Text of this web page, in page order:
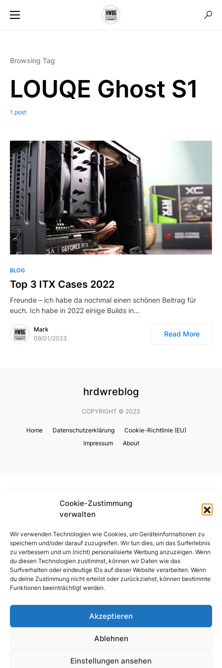
Cookie-Zustimmung
verwalten
Wir verwenden Technologien wie Cookies, um Geräteinformationen zu
speichern und/oder darauf zuzugreifen. Wir tun dies, um das Surferlebnis
zu verbessern und um (nicht) personalisierte Werbung anzuzeigen. Wenn
du diesen Technologien zustimmst, können wir Daten wie das
Surfverhalten oder eindeutige IDs auf dieser Website verarbeiten. Wenn
du deine Zustimmung nicht erteilst oder zurückziehst, können bestimmte
Funktionen beeinträchtigt werden.
Akzeptieren
Ablehnen
Einstellungen ansehen
Browsing Tag
LOUQE Ghost S1
1 post
BLOG
Top 3 ITX Cases 2022
Freunde – ich habe da nochmal einen schönen Beitrag für
euch. Ich habe in 2022 einige Builds in…
Mark
09/01/2023
Read More
hrdwreblog
COPYRIGHT © 2023
Home Datenschutzerklärung
Cookie-Richtlinie (EU)
Impressum
About